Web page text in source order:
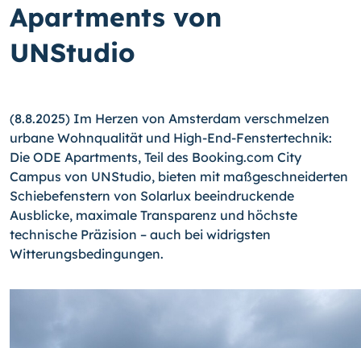
Apartments von
UNStudio
(8.8.2025) Im Herzen von Amsterdam verschmelzen
urbane Wohnqualität und High-End-Fenstertechnik:
Die ODE Apartments, Teil des Booking.com City
Campus von UNStudio, bieten mit maßgeschneiderten
Schiebefenstern von Solarlux beeindruckende
Ausblicke, maximale Transparenz und höchste
technische Präzision – auch bei widrigsten
Witterungsbedingungen.